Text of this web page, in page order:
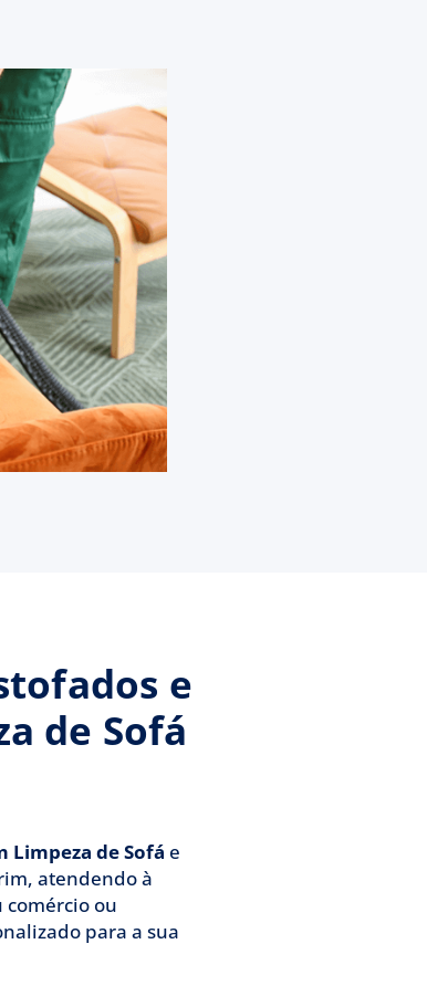
e
de Sofá
Limpeza de Sofá e
atendendo à
ou
para a sua